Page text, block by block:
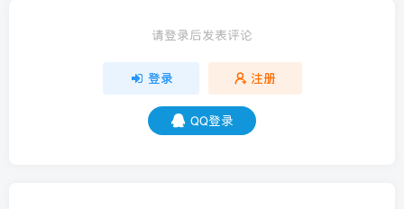
请登录后发表评论
登录 注册
QQ登录